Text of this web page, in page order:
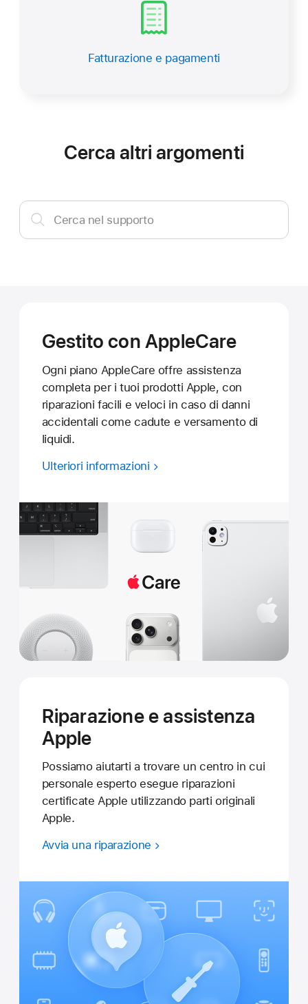
Fatturazione e pagamenti
Cerca altri argomenti
Cerca
nel
supporto
Cerca nel supporto
Gestito con AppleCare
Ogni piano AppleCare offre assistenza
completa per i tuoi prodotti Apple, con
riparazioni facili e veloci in caso di danni
accidentali come cadute e versamento di
liquidi.
Ulteriori informazioni
Riparazione e assistenza
Apple
Possiamo aiutarti a trovare un centro in cui
personale esperto esegue riparazioni
certificate Apple utilizzando parti originali
Apple.
Avvia una riparazione